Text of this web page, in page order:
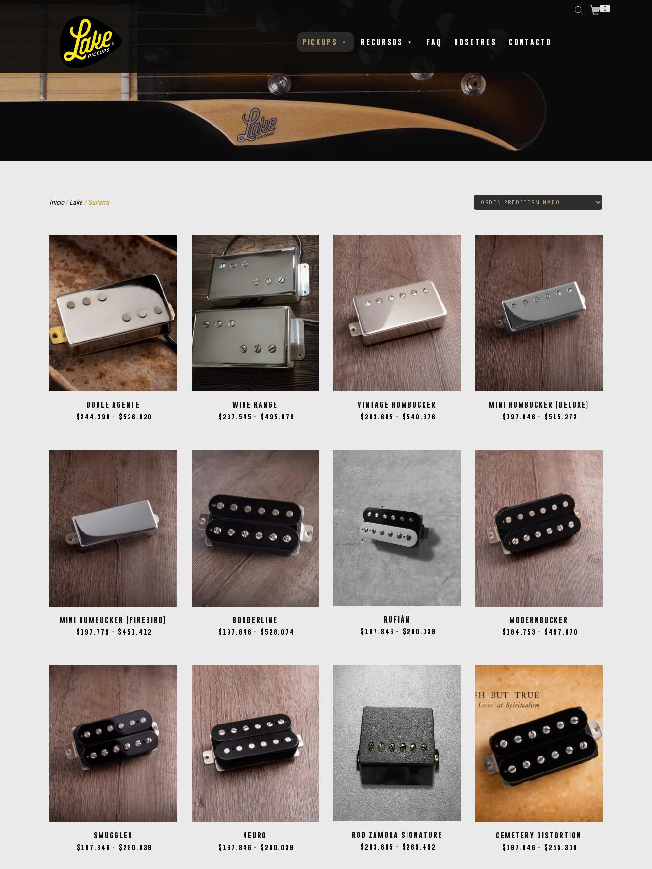
PICKUPS RECURSOS FAQ NOSOTROS CONTACTO
0
Inicio/Lake/ Guitarra
DOBLE AGENTE
$ 244.398 - $ 526.620
WIDE RANGE
$ 237.545 - $ 495.079
VINTAGE HUMBUCKER
$ 203.665 - $ 540.876
MINI HUMBUCKER (DELUXE)
$ 197.846 - $ 515.272
MINI HUMBUCKER (FIREBIRD)
$ 197.779 - $ 451.412
BORDERLINE
$ 197.846 - $ 528.074
RUFIÁN
$ 197.846 - $ 280.039
MODERNBUCKER
$ 184.753 - $ 497.670
SMUGGLER
$ 197.846 - $ 280.039
NEURO
$ 197.846 - $ 280.039
ROD ZAMORA SIGNATURE
$ 203.665 - $ 269.492
CEMETERY DISTORTION
$ 197.846 - $ 255.309